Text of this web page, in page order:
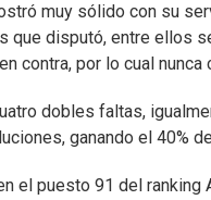
muy sólido con su
que disputó, entre ellos
contra, por lo cual
dobles faltas,
ganando el 40%
el puesto 91 del